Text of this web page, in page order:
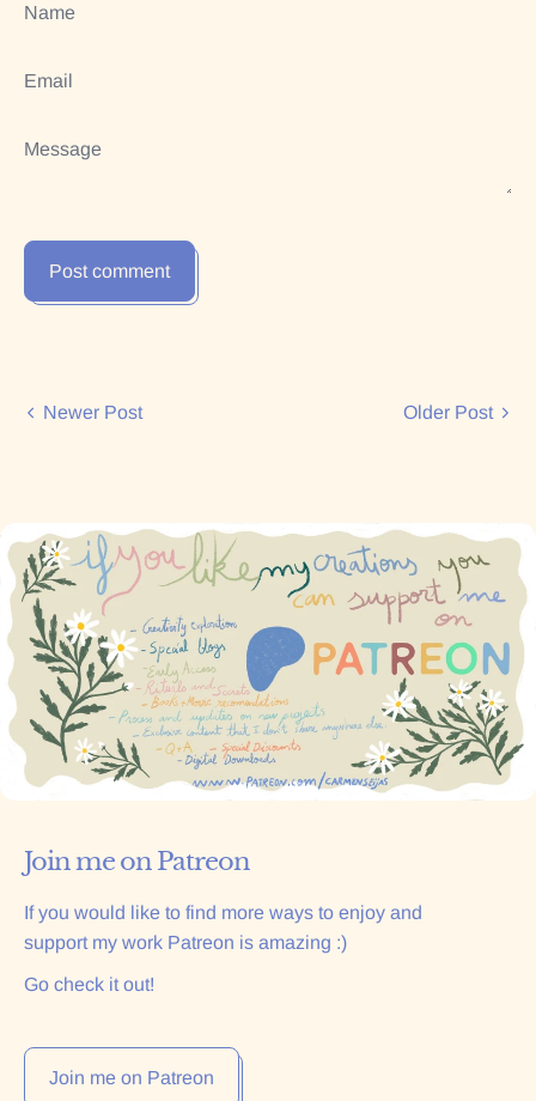
Post comment
Newer Post Older Post
Join me on Patreon
If you would like to find more ways to enjoy and
support my work Patreon is amazing :)
Go check it out!
Join me on Patreon